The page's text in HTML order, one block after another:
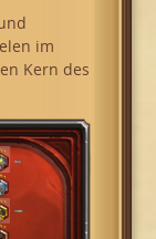
im
Kern des